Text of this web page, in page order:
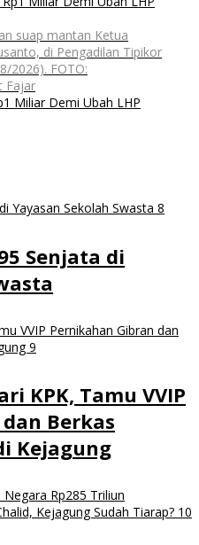
suap mantan Ketua
di Pengadilan Tipikor
2026). FOTO:
Fajar
Miliar Demi Ubah LHP
Senjata di
KPK, Tamu VVIP
Berkas
Kejagung